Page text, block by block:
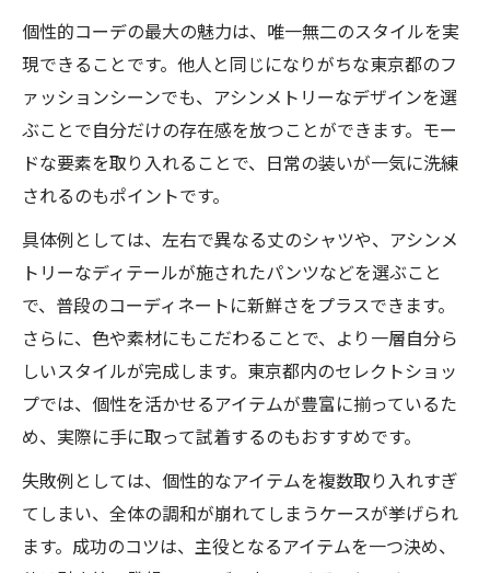
個性的コーデの最大の魅力は、唯一無二のスタイルを実
現できることです。他人と同じになりがちな東京都のフ
ァッションシーンでも、アシンメトリーなデザインを選
ぶことで自分だけの存在感を放つことができます。モー
ドな要素を取り入れることで、日常の装いが一気に洗練
されるのもポイントです。
具体例としては、左右で異なる丈のシャツや、アシンメ
トリーなディテールが施されたパンツなどを選ぶこと
で、普段のコーディネートに新鮮さをプラスできます。
さらに、色や素材にもこだわることで、より一層自分ら
しいスタイルが完成します。東京都内のセレクトショッ
プでは、個性を活かせるアイテムが豊富に揃っているた
め、実際に手に取って試着するのもおすすめです。
失敗例としては、個性的なアイテムを複数取り入れすぎ
てしまい、全体の調和が崩れてしまうケースが挙げられ
ます。成功のコツは、主役となるアイテムを一つ決め、